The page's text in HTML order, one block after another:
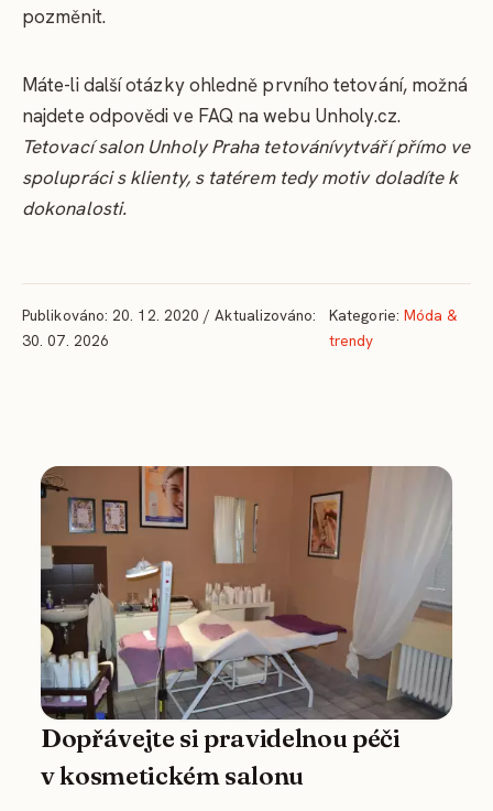
pozměnit.
Máte-li další otázky ohledně prvního tetování, možná
najdete odpovědi ve FAQ na webu Unholy.cz.
Tetovací salon Unholy Praha tetovánívytváří přímo ve
spolupráci s klienty, s tatérem tedy motiv doladíte k
dokonalosti.
Publikováno: 20. 12. 2020 / Aktualizováno:
30. 07. 2026
Kategorie: Móda &
trendy
Dopřávejte si pravidelnou péči
v kosmetickém salonu